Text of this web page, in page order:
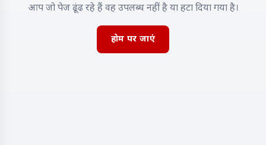
आप जो पेज ढूंढ रहे हैं वह उपलब्ध नहीं है या हटा दिया गया है।
होम पर जाएं